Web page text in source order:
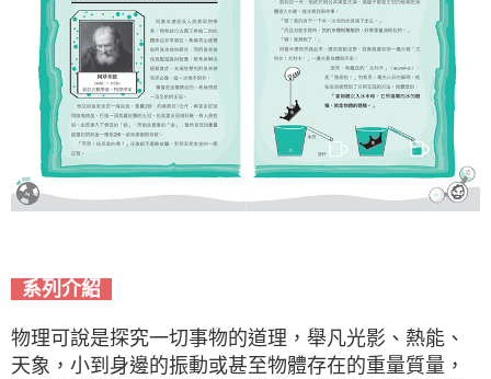
系列介紹
物理可說是探究一切事物的道理，舉凡光影、熱能、
天象，小到身邊的振動或甚至物體存在的重量質量，